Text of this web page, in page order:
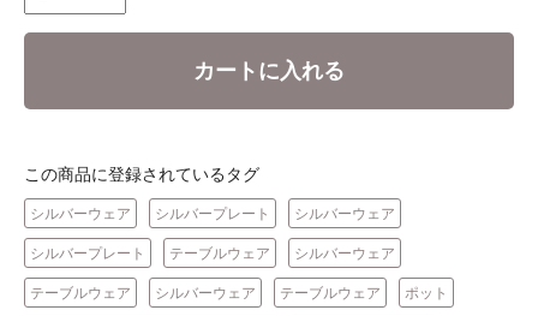
カートに入れる
この商品に登録されているタグ
シルバーウェア シルバープレート シルバーウェア
シルバープレート テーブルウェア シルバーウェア
テーブルウェア シルバーウェア テーブルウェア ポット